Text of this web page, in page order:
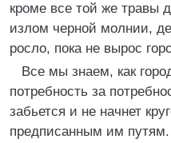
кроме все той же травы
излом черной молнии,
росло, пока не вырос
Все мы знаем, как
потребность за
забьется и не начнет
предписанным им путям.